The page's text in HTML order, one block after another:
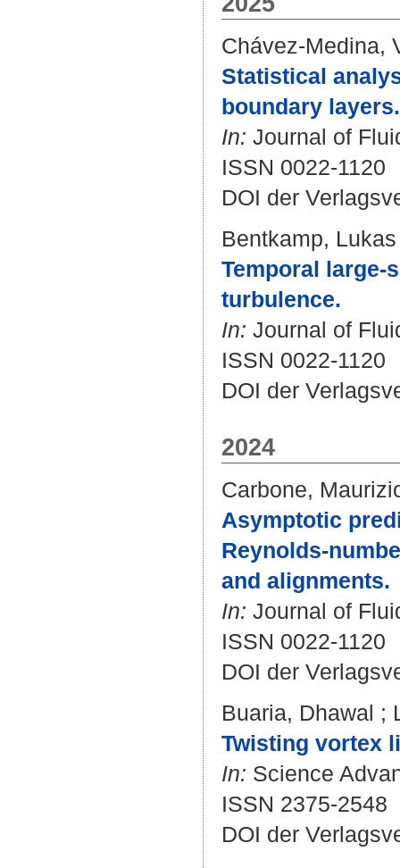
Chávez-Medina,
Statistical
boundary layers.
In: Journal of
ISSN 0022-1120
DOI der
Bentkamp, Lukas
Temporal large-
turbulence.
In: Journal of
ISSN 0022-1120
DOI der
2024
Carbone,
Asymptotic
Reynolds-
and alignments.
In: Journal of
ISSN 0022-1120
DOI der
Buaria, Dhawal ;
Twisting vortex
In: Science
ISSN 2375-2548
DOI der